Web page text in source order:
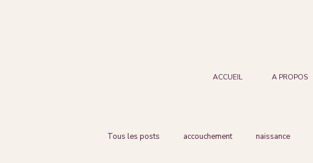
ACCUEIL A PROPOS
Tous les posts accouchement naissance